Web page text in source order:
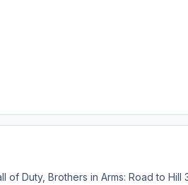
Duty, Brothers in Arms: Road to Hill